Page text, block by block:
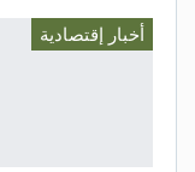
أخبار إقتصادية